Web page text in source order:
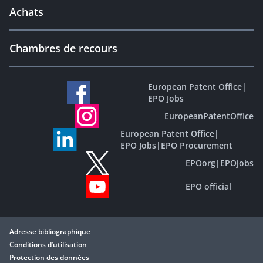
Achats
Chambres de recours
European Patent Office|
EPO Jobs
EuropeanPatentOffice
European Patent Office|
EPO Jobs| EPO Procurement
EPOorg| EPOjobs
EPO official
Adresse bibliographique
Conditions d’utilisation
Protection des données